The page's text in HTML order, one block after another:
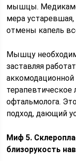
мышцы.
мера
отмены капель
Мышцу
заставляя
терапевтическое
офтальмолога.
подход, дающий
Миф 5.
близорукость